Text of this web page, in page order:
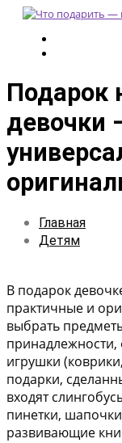
Подарок
девочки
Главная
Детям
В подарок
практичные и
выбрать
игрушки
подарки,
входят
пинетки,
развивающие